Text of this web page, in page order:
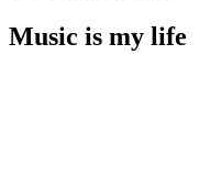
Music is my life